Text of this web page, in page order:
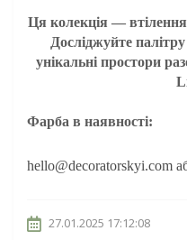
Ця колекція —
Досліджуйте
унікальні простори
Фарба в наявності:
hello@decoratorskyi.com
27.01.2025 17:12:08